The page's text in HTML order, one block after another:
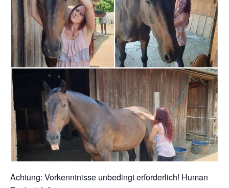
Achtung: Vorkenntnisse unbedingt erforderlich! Human